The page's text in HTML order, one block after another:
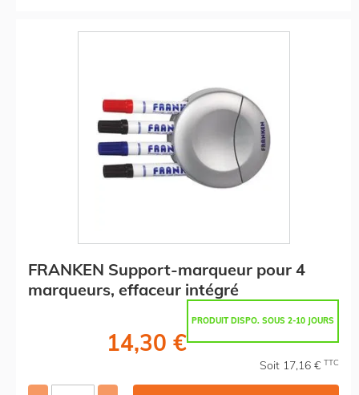
FRANKEN Support-marqueur pour 4
marqueurs, effaceur intégré
PRODUIT DISPO. SOUS 2-10 JOURS
14,30 €
Soit 17,16 € TTC